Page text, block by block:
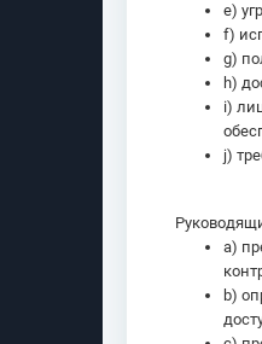
e)
f)
g)
h)
i)
j)
a)
b)